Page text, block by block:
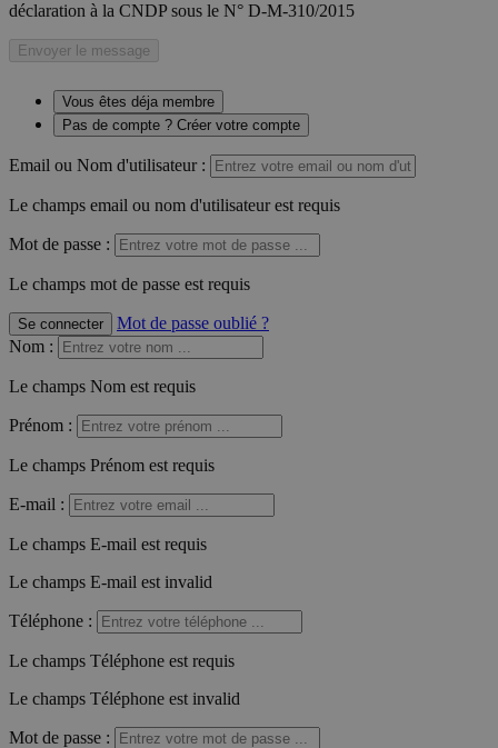
déclaration à la CNDP sous le N° D-M-310/2015
Envoyer le message
Vous êtes déja membre
Pas de compte ? Créer votre compte
Email ou Nom d'utilisateur :
Le champs email ou nom d'utilisateur est requis
Mot de passe :
Le champs mot de passe est requis
Se connecter
Mot de passe oublié ?
Nom :
Le champs Nom est requis
Prénom :
Le champs Prénom est requis
E-mail :
Le champs E-mail est requis
Le champs E-mail est invalid
Téléphone :
Le champs Téléphone est requis
Le champs Téléphone est invalid
Mot de passe :